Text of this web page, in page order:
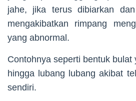
jahe, jika terus dibiarkan
mengakibatkan rimpang
yang abnormal.
Contohnya seperti bentuk bulat
hingga lubang lubang akibat
sendiri.